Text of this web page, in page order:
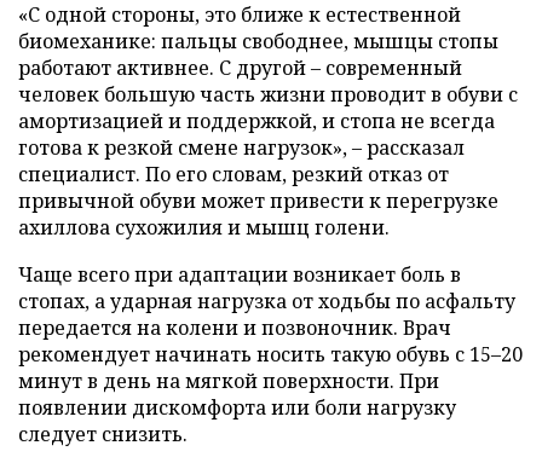
«С одной стороны, это ближе к естественной
биомеханике: пальцы свободнее, мышцы стопы
работают активнее. С другой – современный
человек большую часть жизни проводит в обуви с
амортизацией и поддержкой, и стопа не всегда
готова к резкой смене нагрузок», – рассказал
специалист. По его словам, резкий отказ от
привычной обуви может привести к перегрузке
ахиллова сухожилия и мышц голени.
Чаще всего при адаптации возникает боль в
стопах, а ударная нагрузка от ходьбы по асфальту
передается на колени и позвоночник. Врач
рекомендует начинать носить такую обувь с 15–20
минут в день на мягкой поверхности. При
появлении дискомфорта или боли нагрузку
следует снизить.